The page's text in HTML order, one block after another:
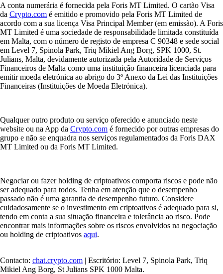
A conta numerária é fornecida pela Foris MT Limited. O cartão Visa
da Crypto.com é emitido e promovido pela Foris MT Limited de
acordo com a sua licença Visa Principal Member (em emissão). A Foris
MT Limited é uma sociedade de responsabilidade limitada constituída
em Malta, com o número de registo de empresa C 90348 e sede social
em Level 7, Spinola Park, Triq Mikiel Ang Borg, SPK 1000, St.
Julians, Malta, devidamente autorizada pela Autoridade de Serviços
Financeiros de Malta como uma instituição financeira licenciada para
emitir moeda eletrónica ao abrigo do 3º Anexo da Lei das Instituições
Financeiras (Instituições de Moeda Eletrónica).
Qualquer outro produto ou serviço oferecido e anunciado neste
website ou na App da Crypto.com é fornecido por outras empresas do
grupo e não se enquadra nos serviços regulamentados da Foris DAX
MT Limited ou da Foris MT Limited.
Negociar ou fazer holding de criptoativos comporta riscos e pode não
ser adequado para todos. Tenha em atenção que o desempenho
passado não é uma garantia de desempenho futuro. Considere
cuidadosamente se o investimento em criptoativos é adequado para si,
tendo em conta a sua situação financeira e tolerância ao risco. Pode
encontrar mais informações sobre os riscos envolvidos na negociação
ou holding de criptoativos aqui.
Contacto: chat.crypto.com | Escritório: Level 7, Spinola Park, Triq
Mikiel Ang Borg, St Julians SPK 1000 Malta.